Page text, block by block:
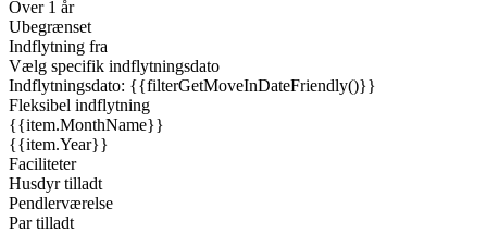
Over 1 år
Ubegrænset
Indflytning fra
Vælg specifik indflytningsdato
Indflytningsdato: {{filterGetMoveInDateFriendly()}}
Fleksibel indflytning
{{item.MonthName}}
{{item.Year}}
Faciliteter
Husdyr tilladt
Pendlerværelse
Par tilladt